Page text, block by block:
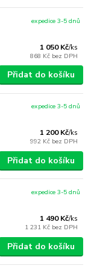
1 050 Kč/ks
868 Kč bez DPH
expedice 3-5 dnů
Přidat do košíku
1 200 Kč/ks
992 Kč bez DPH
expedice 3-5 dnů
Přidat do košíku
1 490 Kč/ks
1 231 Kč bez DPH
expedice 3-5 dnů
Přidat do košíku